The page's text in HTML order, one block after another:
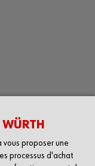
vous proposer une
processus d'achat